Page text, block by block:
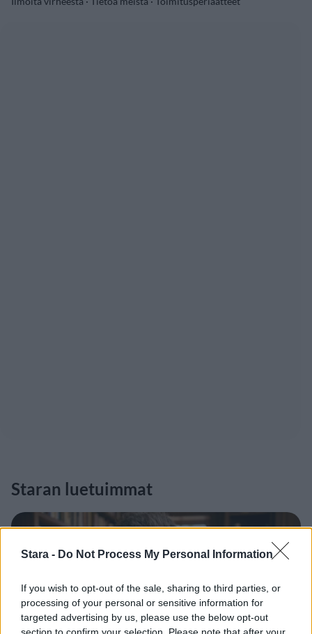
Stara - Do Not Process My Personal Information
If you wish to opt-out of the sale, sharing to third parties, or
processing of your personal or sensitive information for
targeted advertising by us, please use the below opt-out
section to confirm your selection. Please note that after your
Staran luetuimmat
1